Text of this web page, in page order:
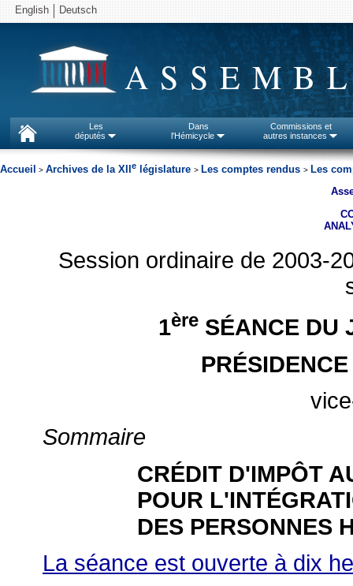
English Deutsch
Les
députés
Dans
l'Hémicycle
Commissions et
autres instances
Accueil > Archives de la XII e législature > Les comptes rendus > Les
Session ordinaire de 2003-
1ère SÉANCE DU
Sommaire
CRÉDIT D'IMPÔT
POUR
DES PERSONNES
La séance est ouverte à dix